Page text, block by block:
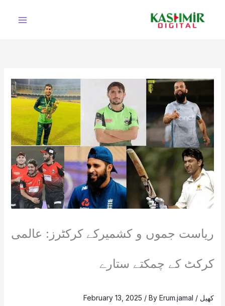
ریاست جموں و کشمیرکے کرکٹرز: عالمی
کرکٹ کے چمکتے ستارے
کھیل /
February 13, 2025 / ByErum.jamal